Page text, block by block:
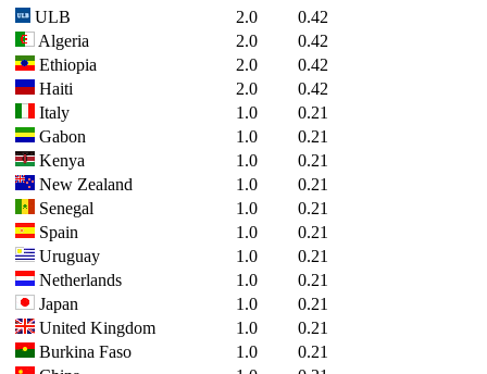
ULB
2.0
0.42
Algeria
2.0
0.42
Ethiopia
2.0
0.42
Haiti
2.0
0.42
Italy
1.0
0.21
Gabon
1.0
0.21
Kenya
1.0
0.21
New Zealand
1.0
0.21
Senegal
1.0
0.21
Spain
1.0
0.21
Uruguay
1.0
0.21
Netherlands
1.0
0.21
Japan
1.0
0.21
United Kingdom
1.0
0.21
Burkina Faso
1.0
0.21